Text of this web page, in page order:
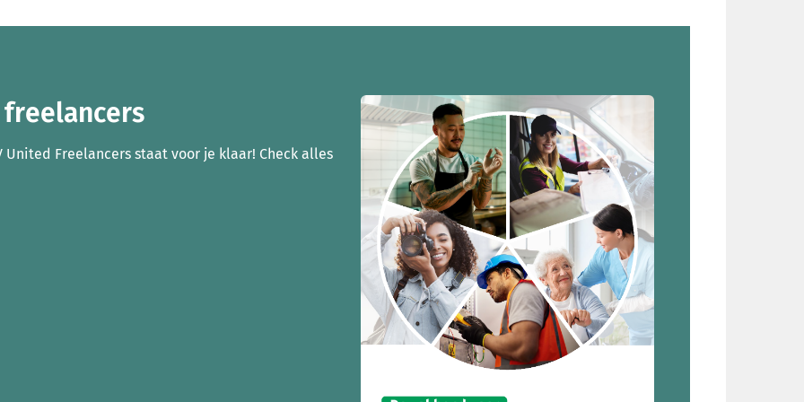
United Freelancers staat voor je klaar! Check alles